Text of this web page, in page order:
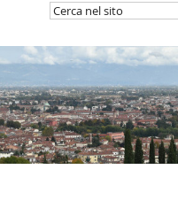
Cerca
nel